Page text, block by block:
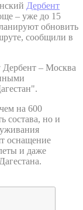
Дербент
– уже до 15
обновить
сообщили в
– Москва
на 600
состава, но и
оснащение
и даже